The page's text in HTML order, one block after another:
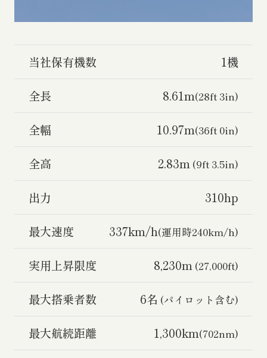
当社保有機数 1機
全長 8.61m(28ft 3in)
全幅 10.97m(36ft 0in)
全高 2.83m (9ft 3.5in)
出力 310hp
最大速度 337km/h(運用時240km/h)
実用上昇限度 8,230m (27,000ft)
最大搭乗者数 6名 (パイロット含む)
最大航続距離 1,300km(702nm)